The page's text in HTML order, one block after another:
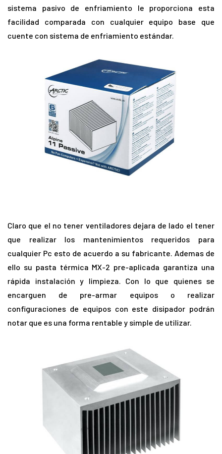
sistema pasivo de enfriamiento le proporciona esta
facilidad comparada con cualquier equipo base que
cuente con sistema de enfriamiento estándar.
Claro que el no tener ventiladores dejara de lado el tener
que realizar los mantenimientos requeridos para
cualquier Pc esto de acuerdo a su fabricante. Ademas de
ello su pasta térmica MX-2 pre-aplicada garantiza una
rápida instalación y limpieza. Con lo que quienes se
encarguen de pre-armar equipos o realizar
configuraciones de equipos con este disipador podrán
notar que es una forma rentable y simple de utilizar.